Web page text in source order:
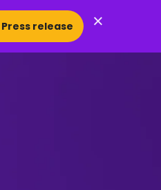
Press release ×